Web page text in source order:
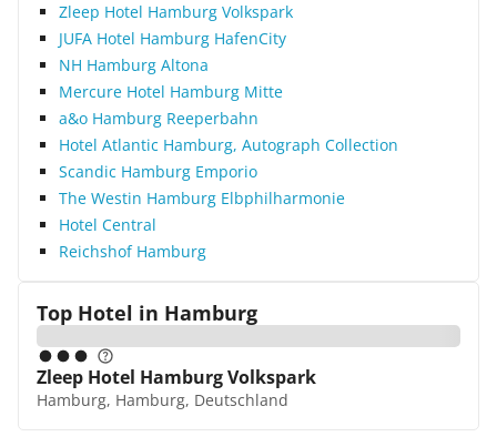
Zleep Hotel Hamburg Volkspark
JUFA Hotel Hamburg HafenCity
NH Hamburg Altona
Mercure Hotel Hamburg Mitte
a&o Hamburg Reeperbahn
Hotel Atlantic Hamburg, Autograph Collection
Scandic Hamburg Emporio
The Westin Hamburg Elbphilharmonie
Hotel Central
Reichshof Hamburg
Top Hotel in Hamburg
Zleep Hotel Hamburg Volkspark
Hamburg, Hamburg, Deutschland